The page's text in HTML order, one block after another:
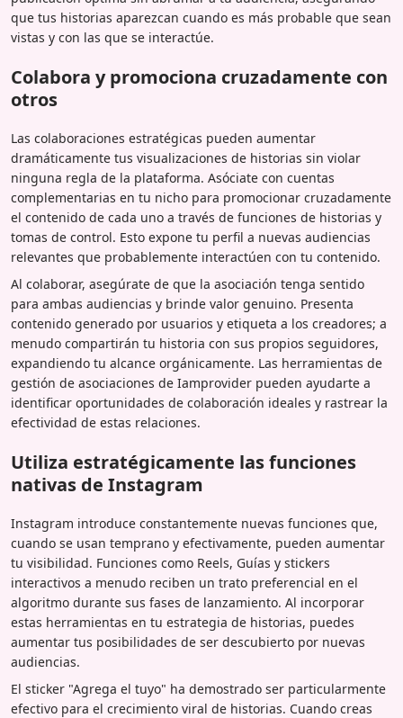
que tus historias aparezcan cuando es más probable que sean
vistas y con las que se interactúe.
Colabora y promociona cruzadamente con
otros
Las colaboraciones estratégicas pueden aumentar
dramáticamente tus visualizaciones de historias sin violar
ninguna regla de la plataforma. Asóciate con cuentas
complementarias en tu nicho para promocionar cruzadamente
el contenido de cada uno a través de funciones de historias y
tomas de control. Esto expone tu perfil a nuevas audiencias
relevantes que probablemente interactúen con tu contenido.
Al colaborar, asegúrate de que la asociación tenga sentido
para ambas audiencias y brinde valor genuino. Presenta
contenido generado por usuarios y etiqueta a los creadores; a
menudo compartirán tu historia con sus propios seguidores,
expandiendo tu alcance orgánicamente. Las herramientas de
gestión de asociaciones de Iamprovider pueden ayudarte a
identificar oportunidades de colaboración ideales y rastrear la
efectividad de estas relaciones.
Utiliza estratégicamente las funciones
nativas de Instagram
Instagram introduce constantemente nuevas funciones que,
cuando se usan temprano y efectivamente, pueden aumentar
tu visibilidad. Funciones como Reels, Guías y stickers
interactivos a menudo reciben un trato preferencial en el
algoritmo durante sus fases de lanzamiento. Al incorporar
estas herramientas en tu estrategia de historias, puedes
aumentar tus posibilidades de ser descubierto por nuevas
audiencias.
El sticker "Agrega el tuyo" ha demostrado ser particularmente
efectivo para el crecimiento viral de historias. Cuando creas